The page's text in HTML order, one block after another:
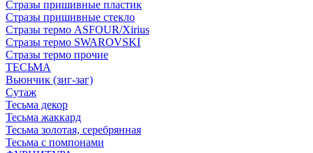
Стразы пришивные пластик
Стразы пришивные стекло
Стразы термо ASFOUR/Xirius
Стразы термо SWAROVSKI
Стразы термо прочие
ТЕСЬМА
Вьюнчик (зиг-заг)
Сутаж
Тесьма декор
Тесьма жаккард
Тесьма золотая, серебрянная
Тесьма с помпонами